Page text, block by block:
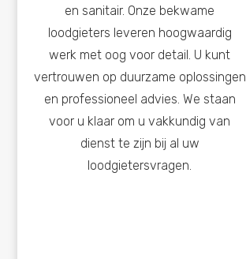
en sanitair. Onze bekwame
loodgieters leveren hoogwaardig
werk met oog voor detail. U kunt
vertrouwen op duurzame oplossingen
en professioneel advies. We staan
voor u klaar om u vakkundig van
dienst te zijn bij al uw
loodgietersvragen.